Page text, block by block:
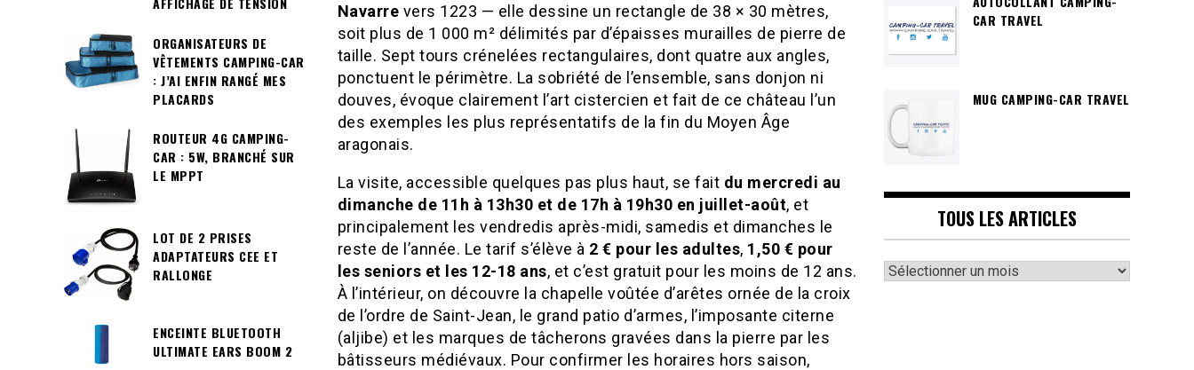
Navarre vers 1223 — elle dessine un rectangle de 38 × 30 mètres,
soit plus de 1 000 m² délimités par d’épaisses murailles de pierre de
taille. Sept tours crénelées rectangulaires, dont quatre aux angles,
ponctuent le périmètre. La sobriété de l’ensemble, sans donjon ni
douves, évoque clairement l’art cistercien et fait de ce château l’un
des exemples les plus représentatifs de la fin du Moyen Âge
aragonais.
La visite, accessible quelques pas plus haut, se fait du mercredi au
dimanche de 11h à 13h30 et de 17h à 19h30 en juillet-août, et
principalement les vendredis après-midi, samedis et dimanches le
reste de l’année. Le tarif s’élève à 2 € pour les adultes, 1,50 € pour
les seniors et les 12-18 ans, et c’est gratuit pour les moins de 12 ans.
À l’intérieur, on découvre la chapelle voûtée d’arêtes ornée de la croix
de l’ordre de Saint-Jean, le grand patio d’armes, l’imposante citerne
(aljibe) et les marques de tâcherons gravées dans la pierre par les
bâtisseurs médiévaux. Pour confirmer les horaires hors saison,
ORGANISATEURS DE
VÊTEMENTS CAMPING-CAR
: J’AI ENFIN RANGÉ MES
PLACARDS
ROUTEUR 4G CAMPING-
CAR : 5W, BRANCHÉ SUR
LE MPPT
LOT DE 2 PRISES
ADAPTATEURS CEE ET
RALLONGE
ENCEINTE BLUETOOTH
ULTIMATE EARS BOOM 2
CAR TRAVEL
MUG CAMPING-CAR TRAVEL
TOUS LES ARTICLES
Tous